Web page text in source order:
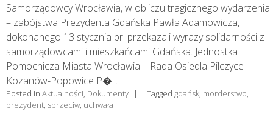
Samorządowcy Wrocławia, w obliczu tragicznego wydarzenia
– zabójstwa Prezydenta Gdańska Pawła Adamowicza,
dokonanego 13 stycznia br. przekazali wyrazy solidarności z
samorządowcami i mieszkańcami Gdańska. Jednostka
Pomocnicza Miasta Wrocławia – Rada Osiedla Pilczyce-
Kozanów-Popowice P�...
Posted in Aktualności Dokumenty Tagged gdańsk morderstwo
prezydent sprzeciw uchwała